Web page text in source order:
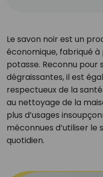
Le savon noir est un
économique, fabriqué
potasse. Reconnu
dégraissantes, il est
respectueux de la
au nettoyage de la
plus d’usages
méconnues d’utiliser le
quotidien.